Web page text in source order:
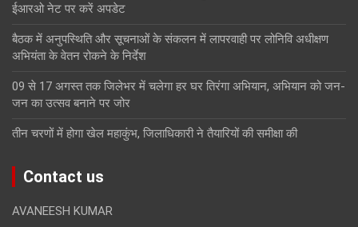
ईआरओ नेट पर करें अपडेट
बैठक में अनुपस्थिति और सूचनाओं के संकलन में लापरवाही पर लोनिवि अधीक्षण
अभियंता के वेतन रोकने के निर्देश
09 से 17 अगस्त तक जिलेभर में चलेगा हर घर तिरंगा अभियान, अभियान को जन-
जन का उत्सव बनाने पर जोर
तीन चरणों में होगा खेल महाकुंभ, जिलाधिकारी ने तैयारियों की समीक्षा की
Contact us
AVANEESH KUMAR